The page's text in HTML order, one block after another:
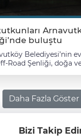
buluştu
Belediyesi’nin
Road Şenliği, doğa
yoğun ilgisiyle
150 araç ve 300
Off-Road
Başkanı
sayıda adrenalin
SPORUN HER
Daha Fazla Göster
Bizi Takip